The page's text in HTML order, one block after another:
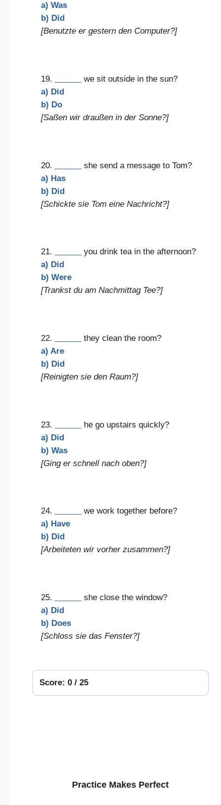
a) Was
b) Did
[Benutzte er gestern den Computer?]
19.
we sit outside in the sun?
a) Did
b) Do
[Saßen wir draußen in der Sonne?]
20.
she send a message to Tom?
a) Has
b) Did
[Schickte sie Tom eine Nachricht?]
21.
you drink tea in the afternoon?
a) Did
b) Were
[Trankst du am Nachmittag Tee?]
22.
they clean the room?
a) Are
b) Did
[Reinigten sie den Raum?]
23.
he go upstairs quickly?
a) Did
b) Was
[Ging er schnell nach oben?]
24.
we work together before?
a) Have
b) Did
[Arbeiteten wir vorher zusammen?]
25.
she close the window?
a) Did
b) Does
[Schloss sie das Fenster?]
Score: 0 / 25
Practice Makes Perfect